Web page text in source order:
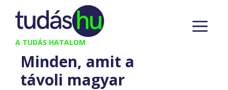
Kilépés
tartalomba
A TUDÁS HATALOM
Minden, amit a
távoli magyar